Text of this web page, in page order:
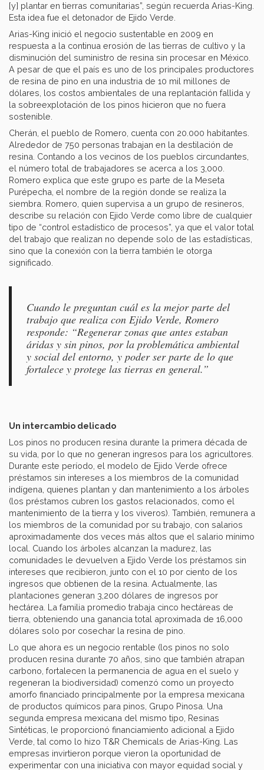
[y] plantar en tierras comunitarias”, según recuerda Arias-King.
Esta idea fue el detonador de Ejido Verde.
Arias-King inició el negocio sustentable en 2009 en
respuesta a la continua erosión de las tierras de cultivo y la
disminución del suministro de resina sin procesar en México.
A pesar de que el país es uno de los principales productores
de resina de pino en una industria de 10 mil millones de
dólares, los costos ambientales de una replantación fallida y
la sobreexplotación de los pinos hicieron que no fuera
sostenible.
Cherán, el pueblo de Romero, cuenta con 20.000 habitantes.
Alrededor de 750 personas trabajan en la destilación de
resina. Contando a los vecinos de los pueblos circundantes,
el número total de trabajadores se acerca a los 3,000.
Romero explica que este grupo es parte de la Meseta
Purépecha, el nombre de la región donde se realiza la
siembra. Romero, quien supervisa a un grupo de resineros,
describe su relación con Ejido Verde como libre de cualquier
tipo de “control estadístico de procesos”, ya que el valor total
del trabajo que realizan no depende solo de las estadísticas,
sino que la conexión con la tierra también le otorga
significado.
Cuando le preguntan cuál es la mejor parte del
trabajo que realiza con Ejido Verde, Romero
responde: “Regenerar zonas que antes estaban
áridas y sin pinos, por la problemática ambiental
y social del entorno, y poder ser parte de lo que
fortalece y protege las tierras en general.”
Un intercambio delicado
Los pinos no producen resina durante la primera década de
su vida, por lo que no generan ingresos para los agricultores.
Durante este período, el modelo de Ejido Verde ofrece
préstamos sin intereses a los miembros de la comunidad
indígena, quienes plantan y dan mantenimiento a los árboles
(los préstamos cubren los gastos relacionados, como el
mantenimiento de la tierra y los viveros). También, remunera a
los miembros de la comunidad por su trabajo, con salarios
aproximadamente dos veces más altos que el salario mínimo
local. Cuando los árboles alcanzan la madurez, las
comunidades le devuelven a Ejido Verde los préstamos sin
intereses que recibieron, junto con el 10 por ciento de los
ingresos que obtienen de la resina. Actualmente, las
plantaciones generan 3,200 dólares de ingresos por
hectárea. La familia promedio trabaja cinco hectáreas de
tierra, obteniendo una ganancia total aproximada de 16,000
dólares solo por cosechar la resina de pino.
Lo que ahora es un negocio rentable (los pinos no solo
producen resina durante 70 años, sino que también atrapan
carbono, fortalecen la permanencia de agua en el suelo y
regeneran la biodiversidad) comenzó como un proyecto
amorfo financiado principalmente por la empresa mexicana
de productos químicos para pinos, Grupo Pinosa. Una
segunda empresa mexicana del mismo tipo, Resinas
Sintéticas, le proporcionó financiamiento adicional a Ejido
Verde, tal como lo hizo T&R Chemicals de Arias-King. Las
empresas invirtieron porque vieron la oportunidad de
experimentar con una iniciativa con mayor equidad social y